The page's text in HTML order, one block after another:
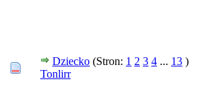
Dziecko (Stron: 1 2 3 4 ... 13 )
Tonlirr